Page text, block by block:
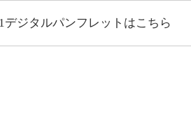
デジタルパンフレットはこちら